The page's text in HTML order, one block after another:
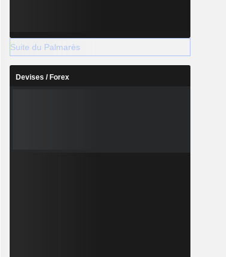
Suite du Palmarès
Devises / Forex